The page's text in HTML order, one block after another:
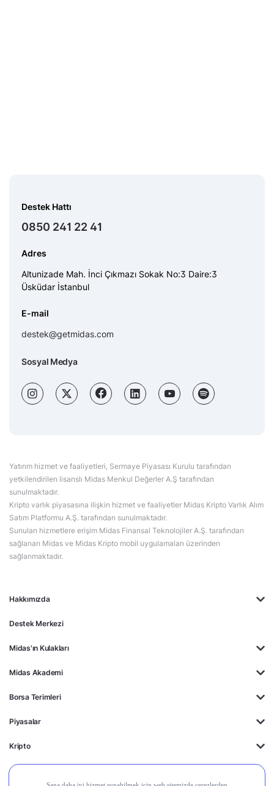
Hakkımızda
Destek Merkezi
Midas'ın Kulakları
Midas Akademi
Borsa Terimleri
Piyasalar
Kripto
Ayrıcalıklar
Destek Hattı
0850 241 22 41
Adres
Altunizade Mah. İnci Çıkmazı Sokak No:3 Daire:3
Üsküdar İstanbul
E-mail
destek@getmidas.com
Sosyal Medya
Yatırım hizmet ve faaliyetleri, Sermaye Piyasası Kurulu tarafından
yetkilendirilen lisanslı Midas Menkul Değerler A.Ş tarafından
sunulmaktadır.
Kripto varlık piyasasına ilişkin hizmet ve faaliyetler Midas Kripto Varlık Alım
Satım Platformu A.Ş. tarafından sunulmaktadır.
Sunulan hizmetlere erişim Midas Finansal Teknolojiler A.Ş. tarafından
sağlanan Midas ve Midas Kripto mobil uygulamaları üzerinden
sağlanmaktadır.